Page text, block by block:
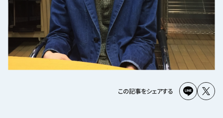
この記事をシェアする